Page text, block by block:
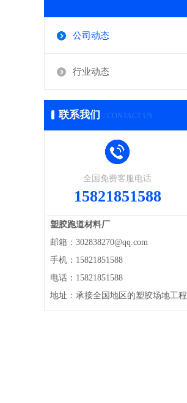
公司动态
行业动态
联系我们 / CONTACT US
全国免费客服电话
15821851588
塑胶跑道材料厂
邮箱：302838270@qq.com
手机：15821851588
电话：15821851588
地址：承接全国地区的塑胶场地工程